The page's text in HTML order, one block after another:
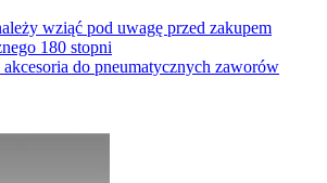
wziąć pod uwagę przed zakupem
180 stopni
do pneumatycznych zaworów